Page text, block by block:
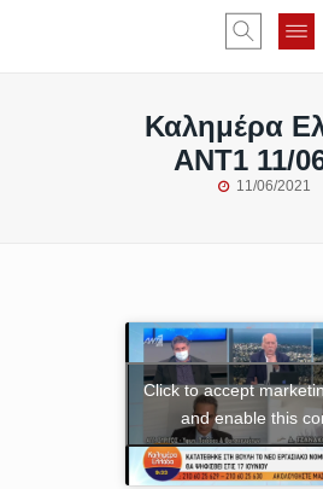
Καλημέρα
ANT1 11/
11/06/2021
Click to accept
and enable this